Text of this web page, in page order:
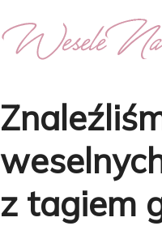
z tagiem